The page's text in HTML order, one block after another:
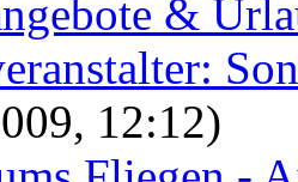
&
12:12)